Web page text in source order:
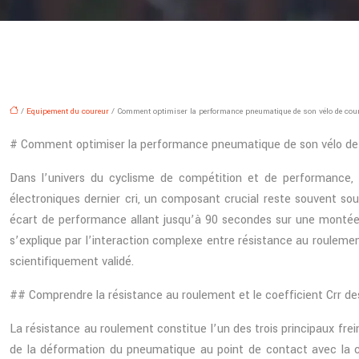
/ Equipement du coureur / Comment optimiser la performance pneumatique de son vélo de
# Comment optimiser la performance pneumatique de son vélo
Dans l’univers du cyclisme de compétition et de
électroniques dernier cri, un composant crucial reste souvent
écart de performance allant jusqu’à 90 secondes sur une
s’explique par l’interaction complexe entre résistance au
scientifiquement validé.
## Comprendre la résistance au roulement et le coefficient Crr
La résistance au roulement constitue l’un des trois principaux
de la déformation du pneumatique au point de contact avec la